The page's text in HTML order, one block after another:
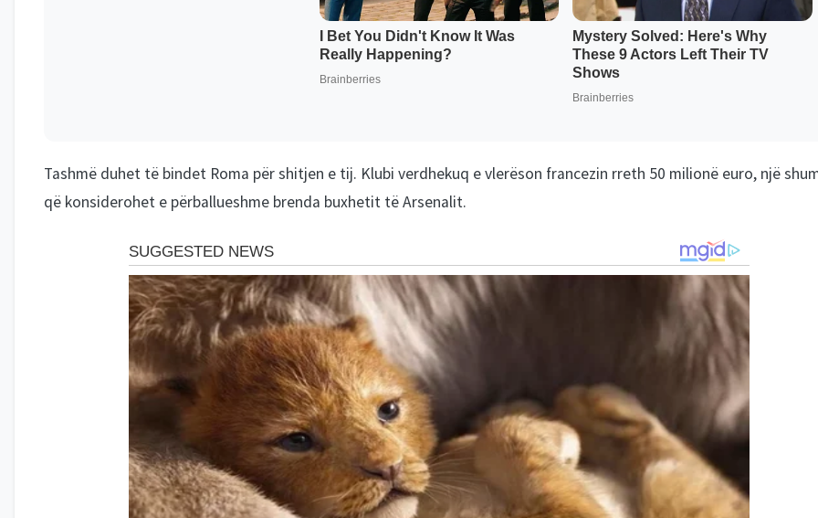
Tashmë duhet të bindet Roma për shitjen e tij. Klubi verdhekuq e vlerëson francezin rreth 50 milionë euro, një
që konsiderohet e përballueshme brenda buxhetit të Arsenalit.